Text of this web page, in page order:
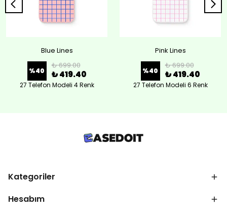
Blue Lines
%40
₺ 699.00
₺ 419.40
27 Telefon Modeli 4 Renk
Pink Lines
%40
₺ 699.00
₺ 419.40
27 Telefon Modeli 6 Renk
Kategoriler
Hesabım